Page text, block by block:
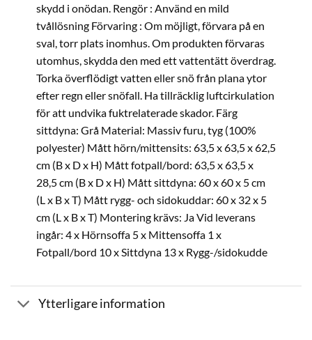
skydd i onödan. Rengör : Använd en mild
tvållösning Förvaring : Om möjligt, förvara på en
sval, torr plats inomhus. Om produkten förvaras
utomhus, skydda den med ett vattentätt överdrag.
Torka överflödigt vatten eller snö från plana ytor
efter regn eller snöfall. Ha tillräcklig luftcirkulation
för att undvika fuktrelaterade skador. Färg
sittdyna: Grå Material: Massiv furu, tyg (100%
polyester) Mått hörn/mittensits: 63,5 x 63,5 x 62,5
cm (B x D x H) Mått fotpall/bord: 63,5 x 63,5 x
28,5 cm (B x D x H) Mått sittdyna: 60 x 60 x 5 cm
(L x B x T) Mått rygg- och sidokuddar: 60 x 32 x 5
cm (L x B x T) Montering krävs: Ja Vid leverans
ingår: 4 x Hörnsoffa 5 x Mittensoffa 1 x
Fotpall/bord 10 x Sittdyna 13 x Rygg-/sidokudde
Ytterligare information